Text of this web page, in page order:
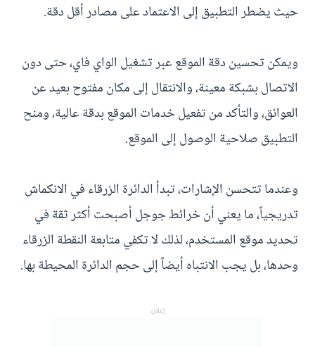
حيث يضطر التطبيق إلى الاعتماد على مصادر أقل دقة.
ويمكن تحسين دقة الموقع عبر تشغيل الواي فاي، حتى دون
الاتصال بشبكة معينة، والانتقال إلى مكان مفتوح بعيد عن
العوائق، والتأكد من تفعيل خدمات الموقع بدقة عالية، ومنح
التطبيق صلاحية الوصول إلى الموقع.
وعندما تتحسن الإشارات، تبدأ الدائرة الزرقاء في الانكماش
تدريجياً، ما يعني أن خرائط جوجل أصبحت أكثر ثقة في
تحديد موقع المستخدم، لذلك لا تكفي متابعة النقطة الزرقاء
وحدها، بل يجب الانتباه أيضاً إلى حجم الدائرة المحيطة بها.
إعلان